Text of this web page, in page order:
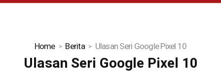
Home Berita Ulasan Seri Google Pixel 10
Ulasan Seri Google Pixel 10